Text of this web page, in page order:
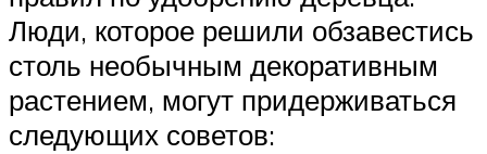
Люди, которое решили обзавестись
столь необычным декоративным
растением, могут придерживаться
следующих советов: